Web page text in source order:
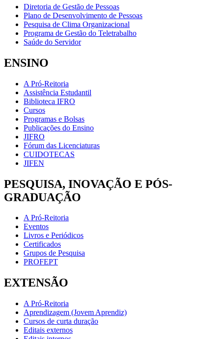
Diretoria de Gestão de Pessoas
Plano de Desenvolvimento de Pessoas
Pesquisa de Clima Organizacional
Programa de Gestão do Teletrabalho
Saúde do Servidor
ENSINO
A Pró-Reitoria
Assistência Estudantil
Biblioteca IFRO
Cursos
Programas e Bolsas
Publicações do Ensino
JIFRO
Fórum das Licenciaturas
CUIDOTECAS
JIFEN
PESQUISA, INOVAÇÃO E PÓS-
GRADUAÇÃO
A Pró-Reitoria
Eventos
Livros e Periódicos
Certificados
Grupos de Pesquisa
PROFEPT
EXTENSÃO
A Pró-Reitoria
Aprendizagem (Jovem Aprendiz)
Cursos de curta duração
Editais externos